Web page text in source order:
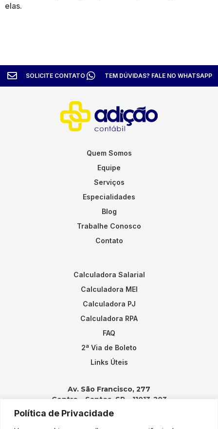
Política de Privacidade
elas.
SOLICITE CONTATO TEM DÚVIDAS? FALE NO WHATSAPP
Quem Somos
Equipe
Serviços
Especialidades
Blog
Trabalhe Conosco
Contato
Calculadora Salarial
Calculadora MEI
Calculadora PJ
Calculadora RPA
FAQ
2ª Via de Boleto
Links Úteis
Av. São Francisco, 277
Centro – Santos, SP – 11013-203
Contatos: